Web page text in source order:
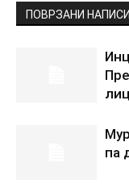
ПОВРЗАНИ НАПИСИ
па